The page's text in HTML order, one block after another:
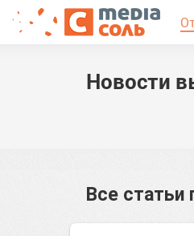
Новости
Все статьи